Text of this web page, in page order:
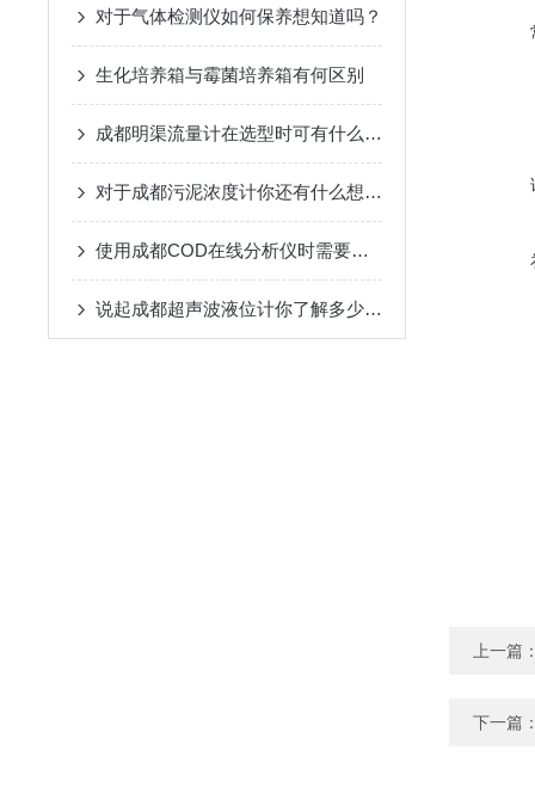
对于气体检测仪如何保养想知道吗？
生化培养箱与霉菌培养箱有何区别
成都明渠流量计在选型时可有什么注意的地方呢？
对于成都污泥浓度计你还有什么想了解的
使用成都COD在线分析仪时需要注意的事项有哪些呢？
说起成都超声波液位计你了解多少呢？
上一篇
下一篇